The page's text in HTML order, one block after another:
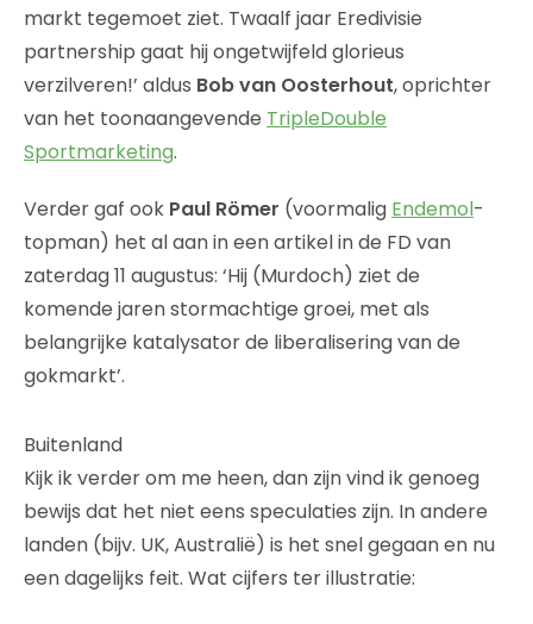
markt tegemoet ziet. Twaalf jaar Eredivisie
partnership gaat hij ongetwijfeld glorieus
verzilveren!’ aldus Bob van Oosterhout, oprichter
van het toonaangevende TripleDouble
Sportmarketing.
Verder gaf ook Paul Römer (voormalig Endemol-
topman) het al aan in een artikel in de FD van
zaterdag 11 augustus: ‘Hij (Murdoch) ziet de
komende jaren stormachtige groei, met als
belangrijke katalysator de liberalisering van de
gokmarkt’.
Buitenland
Kijk ik verder om me heen, dan zijn vind ik genoeg
bewijs dat het niet eens speculaties zijn. In andere
landen (bijv. UK, Australië) is het snel gegaan en nu
een dagelijks feit. Wat cijfers ter illustratie: